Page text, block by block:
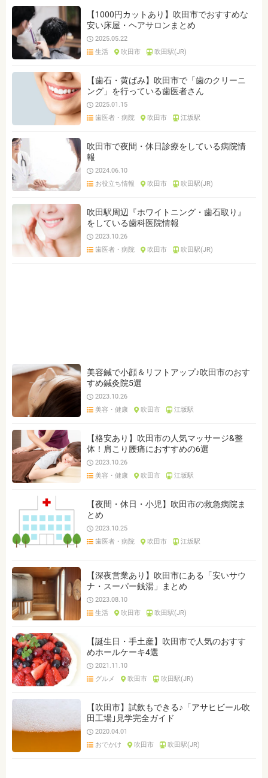
【1000円カットあり】吹田市でおすすめな
安い床屋・ヘアサロンまとめ
2025.05.22
生活
吹田市 吹田駅(JR)
【歯石・黄ばみ】吹田市で「歯のクリーニ
ング」を行っている歯医者さん
2025.01.15
歯医者・病院
吹田市 江坂駅
吹田市で夜間・休日診療をしている病院情
報
2024.06.10
お役立ち情報
吹田市 吹田駅(JR)
吹田駅周辺『ホワイトニング・歯石取り』
をしている歯科医院情報
2023.10.26
歯医者・病院
吹田市 吹田駅(JR)
美容鍼で小顔＆リフトアップ♪吹田市のおす
すめ鍼灸院5選
2023.10.26
美容・健康
吹田市 江坂駅
【格安あり】吹田市の人気マッサージ&整
体！肩こり腰痛におすすめの6選
2023.10.26
美容・健康
吹田市 江坂駅
【夜間・休日・小児】吹田市の救急病院ま
とめ
2023.10.25
歯医者・病院
吹田市 江坂駅
【深夜営業あり】吹田市にある「安いサウ
ナ・スーパー銭湯」まとめ
2023.08.10
生活
吹田市 吹田駅(JR)
【誕生日・手土産】吹田市で人気のおすす
めホールケーキ4選
2021.11.10
グルメ
吹田市 吹田駅(JR)
【吹田市】試飲もできる♪「アサヒビール吹
田工場｣見学完全ガイド
2020.04.01
おでかけ
吹田市 吹田駅(JR)